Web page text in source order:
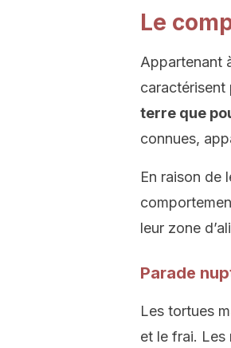
Le
Appartenant
caractérisent
terre que
connues,
En raison de
leur zone
Parade
Les tortues
et le frai. Les